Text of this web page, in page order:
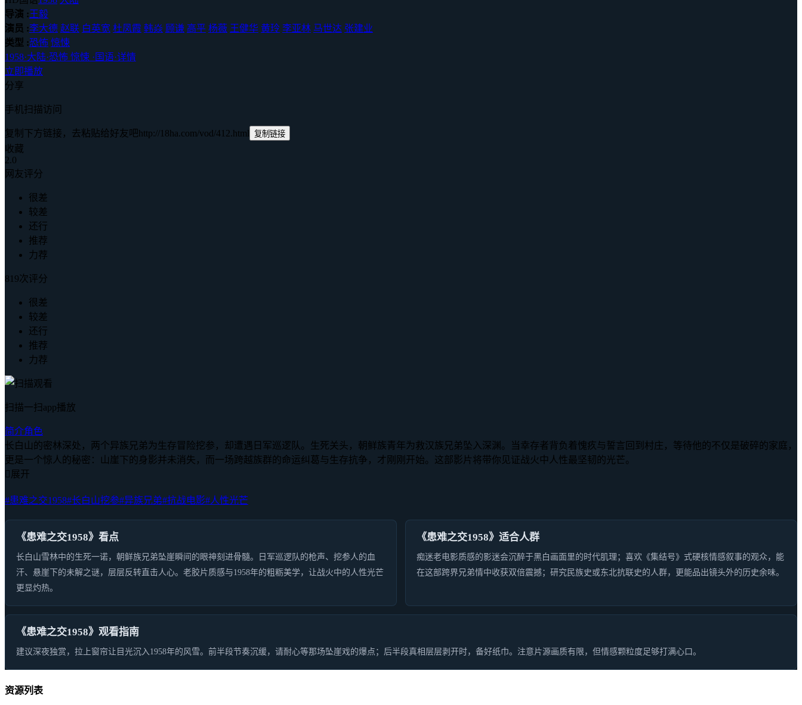
导演 :王毅
演员 :李大德 赵联 白英宽 杜凤霞 韩焱 顾谦 高平 杨薇 王健华 黄玲 李亚林 马世达 张建业
类型 :恐怖 惊悚
1958·大陆·恐怖 惊悚 · 国语·详情
立即播放
分享
手机扫描访问
复制下方链接，去粘贴给好友吧http://18ha.com/vod/412.html 复制链接
收藏
2.0
网友评分
很差
较差
还行
推荐
力荐
819次评分
很差
较差
还行
推荐
力荐
扫描一扫app播放
简介角色
长白山的密林深处，两个异族兄弟为生存冒险挖参，却遭遇日军巡逻队。生死关头，朝鲜族青年为救汉族兄弟坠入深渊。当幸存者背负着愧疚与誓言回到村庄，等待他的不仅是破碎的家庭，
更是一个惊人的秘密：山崖下的身影并未消失，而一场跨越族群的命运纠葛与生存抗争，才刚刚开始。这部影片将带你见证战火中人性最坚韧的光芒。
 展开
#患难之交1958#长白山挖参#异族兄弟#抗战电影#人性光芒
《患难之交1958》看点
长白山雪林中的生死一诺，朝鲜族兄弟坠崖瞬间的眼神刻进骨髓。日军巡逻队的枪声、挖参人的血
汗、悬崖下的未解之谜，层层反转直击人心。老胶片质感与1958年的粗粝美学，让战火中的人性光芒
更显灼热。
《患难之交1958》适合人群
痴迷老电影质感的影迷会沉醉于黑白画面里的时代肌理；喜欢《集结号》式硬核情感叙事的观众，能
在这部跨界兄弟情中收获双倍震撼；研究民族史或东北抗联史的人群，更能品出镜头外的历史余味。
《患难之交1958》观看指南
建议深夜独赏，拉上窗帘让目光沉入1958年的风雪。前半段节奏沉缓，请耐心等那场坠崖戏的爆点；后半段真相层层剥开时，备好纸巾。注意片源画质有限，但情感颗粒度足够打满心口。
资源列表